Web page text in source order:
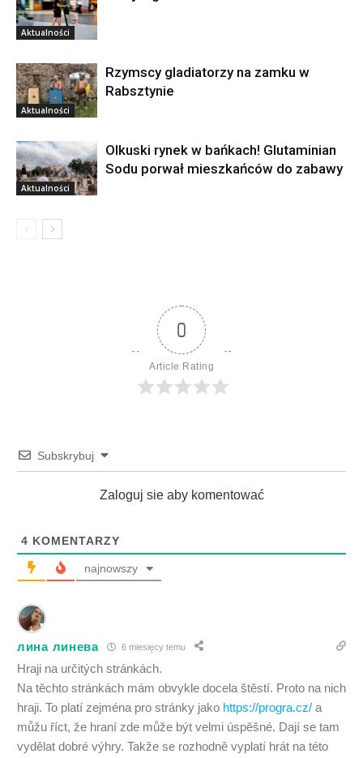
Aktualności
Aktualności
Rzymscy gladiatorzy na zamku w
Rabsztynie
Aktualności
Olkuski rynek w bańkach! Glutaminian
Sodu porwał mieszkańców do zabawy
0
Article Rating
Subskrybuj
Zaloguj sie aby komentować
4 KOMENTARZY
najnowszy
лина линева 6 miesięcy temu
Hraji na určitých stránkách.
Na těchto stránkách mám obvykle docela štěstí. Proto na nich
hraji. To platí zejména pro stránky jako https://progra.cz/ a
můžu říct, že hraní zde může být velmi úspěšné. Dají se tam
vydělat dobré výhry. Takže se rozhodně vyplatí hrát na této